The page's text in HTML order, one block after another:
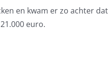
en kwam er zo achter dat
euro.